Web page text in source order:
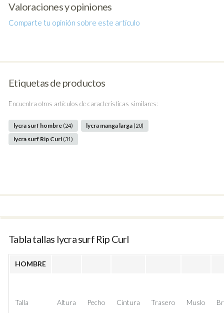
Valoraciones y opiniones
Comparte tu opinión sobre este artículo
Etiquetas de productos
Encuentra otros artículos de características similares:
lycra surf hombre (24) lycra manga larga (20)
lycra surf Rip Curl (31)
Tabla tallas lycra surf Rip Curl
HOMBRE
Talla Altura Pecho Cintura Trasero Muslo